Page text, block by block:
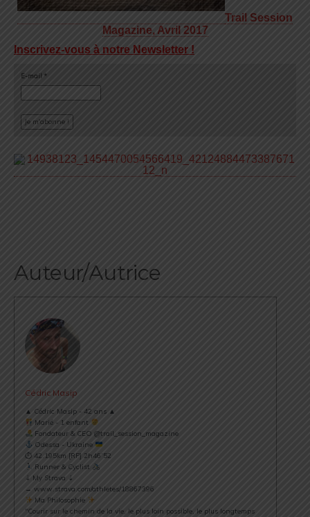
Trail Session
Magazine, Avril 2017
Inscrivez-vous à notre Newsletter !
E-mail *
Auteur/Autrice
Cédric Masip
▲ Cédric Masip - 42 ans ▲
Marié - 1 enfant
Fondateur & CEO @trail_session_magazine
Odessa - Ukraine
⏱ 42.195km [RP] 2h46’52
Runner & Cyclist
⇣ My Strava ⇣
→ www.strava.com/athletes/18867396
Ma Philosophie
"Courir sur le chemin de la vie, le plus loin possible, le plus longtemps